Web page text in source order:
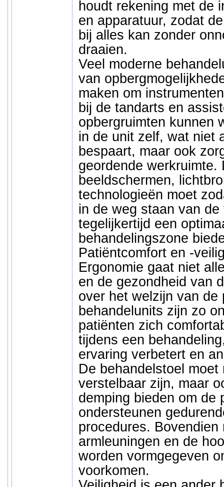
houdt rekening met de
en apparatuur, zodat
bij alles kan zonder
draaien.
Veel moderne
van
maken om
bij de tandarts en
opbergruimten kunnen
in de unit zelf, wat niet
bespaart, maar ook
geordende werkruimte.
beeldschermen,
technologieën moet
in de weg staan van
tegelijkertijd een
behandelingszone
Patiëntcomfort en -
Ergonomie gaat niet
en de gezondheid van
over het welzijn van de
behandelunits zijn zo
patiënten zich
tijdens een
ervaring verbetert en
De behandelstoel moet
verstelbaar zijn, maar
demping bieden om de
ondersteunen
procedures. Bovendien
armleuningen en de
worden vormgegeven
voorkomen.